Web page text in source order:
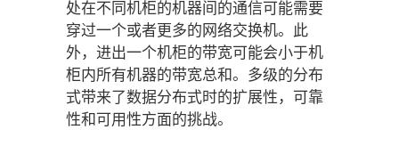
处在不同机柜的机器间的通信可能需要
穿过一个或者更多的网络交换机。此
外，进出一个机柜的带宽可能会小于机
柜内所有机器的带宽总和。多级的分布
式带来了数据分布式时的扩展性，可靠
性和可用性方面的挑战。